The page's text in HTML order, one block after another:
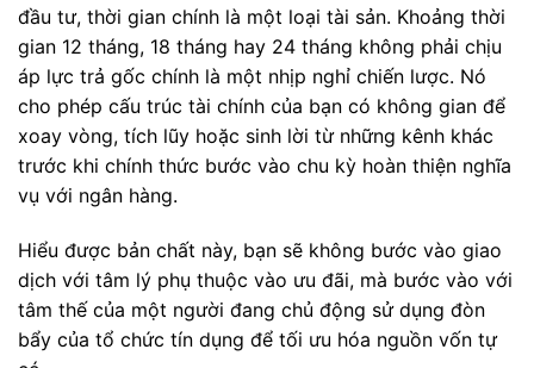
đầu tư, thời gian chính là một loại tài sản. Khoảng thời
gian 12 tháng, 18 tháng hay 24 tháng không phải chịu
áp lực trả gốc chính là một nhịp nghỉ chiến lược. Nó
cho phép cấu trúc tài chính của bạn có không gian để
xoay vòng, tích lũy hoặc sinh lời từ những kênh khác
trước khi chính thức bước vào chu kỳ hoàn thiện nghĩa
vụ với ngân hàng.
Hiểu được bản chất này, bạn sẽ không bước vào giao
dịch với tâm lý phụ thuộc vào ưu đãi, mà bước vào với
tâm thế của một người đang chủ động sử dụng đòn
bẩy của tổ chức tín dụng để tối ưu hóa nguồn vốn tự